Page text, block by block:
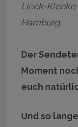
Lieck-Klenke
Hamburg.
Der
Moment
euch
Und so